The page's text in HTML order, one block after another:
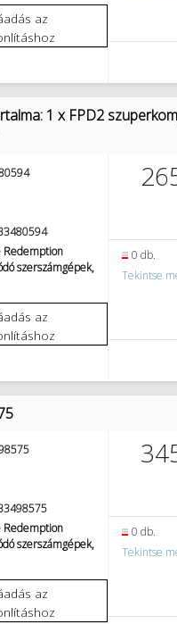
1 x FPD2
Redemption
szerszámgépek,
0 db.
Tekintse
Redemption
szerszámgépek,
0 db.
Tekintse